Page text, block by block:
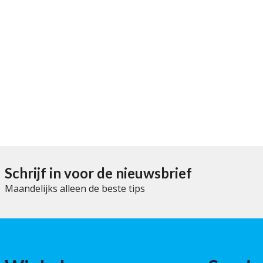
Schrijf in voor de nieuwsbrief
Maandelijks alleen de beste tips